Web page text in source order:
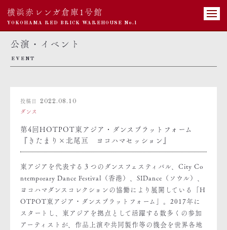
横浜赤レンガ倉庫1号館
YOKOHAMA RED BRICK WAREHOUSE No.1
公演・イベント
EVENT
投稿日 2022.08.10
ダンス
第4回HOTPOT東アジア・ダンスプラットフォーム
『きたまり×北尾亘 ヨコハマセッション』
東アジアを代表する３つのダンスフェスティバル、City Co
ntemporary Dance Festival（香港）、SIDance（ソウル）、
ヨコハマダンスコレクションの協働により展開している「H
OTPOT東アジア・ダンスプラットフォーム」。2017年に
スタートし、東アジアを拠点として活躍する数多くの参加
アーティストが、作品上演や共同製作等の機会を世界各地